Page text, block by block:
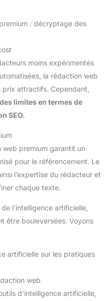
: décryptage des
moins expérimentés
la rédaction web
attractifs. Cependant,
limites en termes de
SEO.
web premium garantit un
pour le référencement. Le
l’expertise du rédacteur et
chaque texte.
l’intelligence artificielle,
être bouleversées. Voyons
artificielle sur les pratiques
web
d’intelligence artificielle,